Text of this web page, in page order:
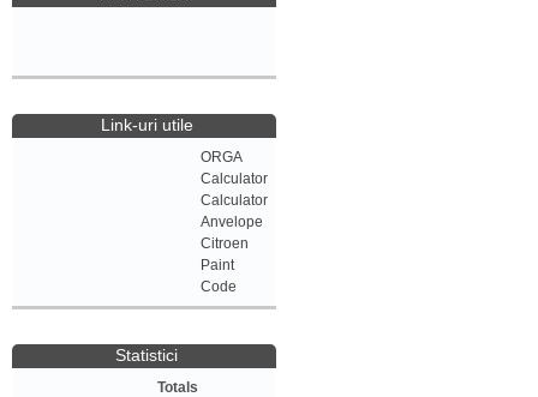
Link-uri utile
ORGA
Calculator
Calculator
Anvelope
Citroen
Paint
Code
Statistici
Totals